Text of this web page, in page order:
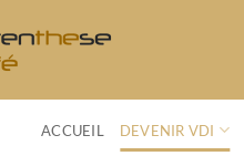
ACCUEIL DEVENIR VDI